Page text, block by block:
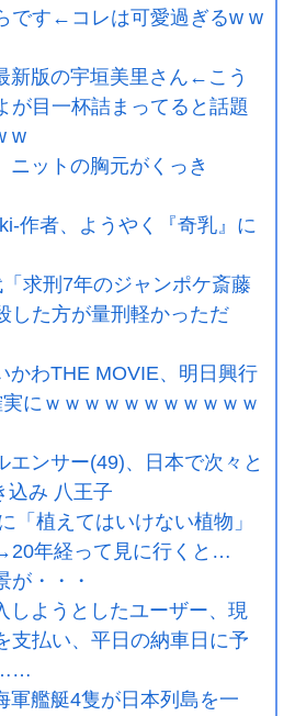
です←コレは可愛過ぎるw w
新版の宇垣美里さん←こう
が目一杯詰まってると話題
w
ットの胸元がくっき
作者、ようやく『奇乳』に
「求刑7年のジャンポケ斎藤
した方が量刑軽かっただ
かわTHE MOVIE、明日興行
にｗｗｗｗｗｗｗｗｗｗｗ
エンサー(49)、日本で次々と
込み 八王子
「植えてはいけない植物」
年経って見に行くと…
が・・・
しようとしたユーザー、現
支払い、平日の納車日に予
……
軍艦艇4隻が日本列島を一